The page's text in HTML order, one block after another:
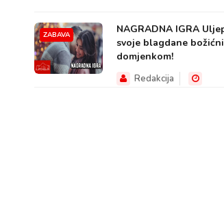
ZABAVA
NAGRADNA IGRA
svoje blagdane
domjenkom!
Redakcija